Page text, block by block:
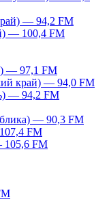
— 94,2 FM
— 100,4 FM
— 97,1 FM
край) — 94,0 FM
— 94,2 FM
— 90,3 FM
FM
FM